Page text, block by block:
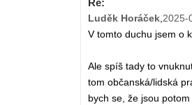
Re:
Luděk Horáček, 2025-
V tomto duchu jsem o
Ale spíš tady to
tom občanská/lidská
bych se, že jsou